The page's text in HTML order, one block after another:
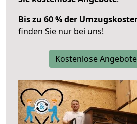
Bis zu 60 % der
finden Sie nur bei uns!
Kostenlose